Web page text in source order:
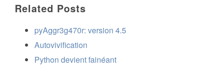
Related Posts
pyAggr3g470r: version 4.5
Autovivification
Python devient fainéant